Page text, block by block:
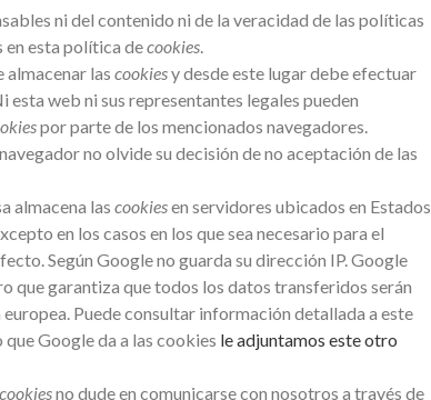
ni del contenido ni de la veracidad de las políticas
en esta política decookies
almacenar las cookiesy desde este lugar debe efectuar
web ni sus representantes legales pueden
por parte de los mencionados navegadores.
no olvide su decisión de no aceptación de las
almacena las cookiesen servidores ubicados en Estados
en los casos en los que sea necesario para el
Según Google no guarda su dirección IP. Google
que garantiza que todos los datos transferidos serán
Puede consultar información detallada a este
que Google da a las cookies le adjuntamos este otro
cookiesno dude en comunicarse con nosotros a través de